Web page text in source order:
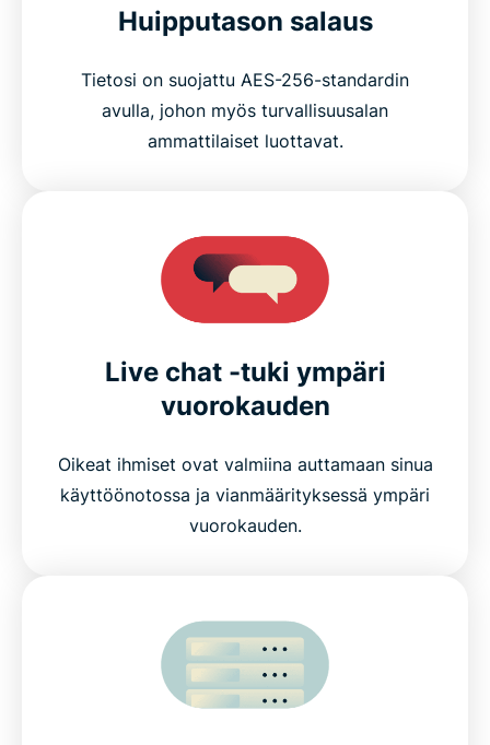
Huipputason salaus
Tietosi on suojattu AES-256-standardin
avulla, johon myös turvallisuusalan
ammattilaiset luottavat.
Live chat -tuki ympäri
vuorokauden
Oikeat ihmiset ovat valmiina auttamaan sinua
käyttöönotossa ja vianmäärityksessä ympäri
vuorokauden.